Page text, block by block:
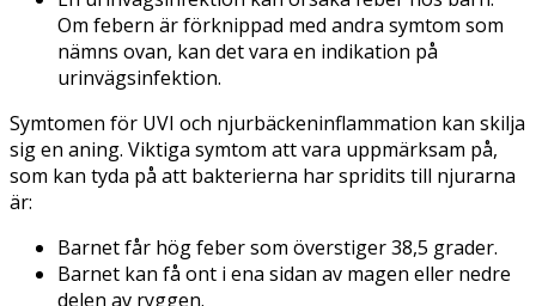
Om febern är förknippad med andra symtom som
nämns ovan, kan det vara en indikation på
urinvägsinfektion.
Symtomen för UVI och njurbäckeninflammation kan skilja
sig en aning. Viktiga symtom att vara uppmärksam på,
som kan tyda på att bakterierna har spridits till njurarna
är:
Barnet får hög feber som överstiger 38,5 grader.
Barnet kan få ont i ena sidan av magen eller nedre
delen av ryggen.